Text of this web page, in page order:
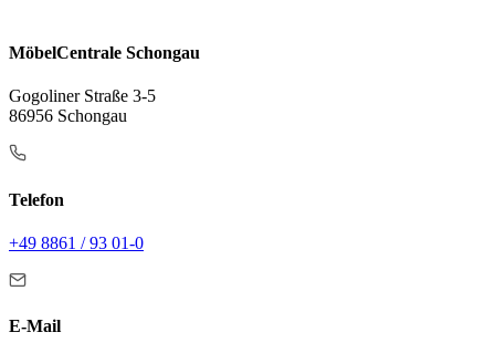
MöbelCentrale Schongau
Gogoliner Straße 3-5
86956 Schongau
Telefon
+49 8861 / 93 01-0
E-Mail